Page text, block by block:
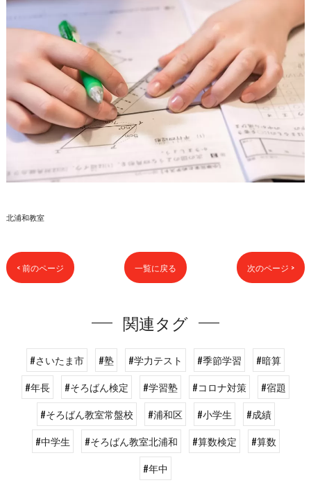
北浦和教室
< 前のページ 一覧に戻る 次のページ >
関連タグ
#さいたま市 #塾 #学力テスト #季節学習
#暗算
#年長
#そろばん検定 #学習塾 #コロナ対策
#宿題
#そろばん教室常盤校
#浦和区 #小学生
#成績
#中学生
#そろばん教室北浦和 #算数検定
#算数
#年中